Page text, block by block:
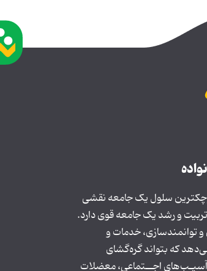
سلول یک جامعه نقشی
و رشد یک جامعه قوی دارد.
توانمندسازی، خدمات و
که بتواند گره‌گشای
اجــتماعی، معضلات